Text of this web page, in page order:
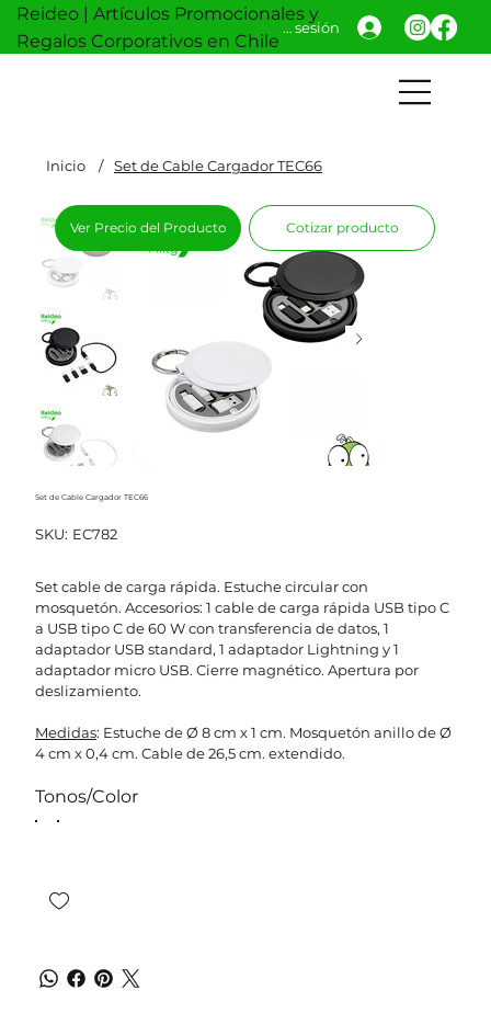
Reideo | Artículos Promocionales y
Regalos Corporativos en Chile
Iniciar sesión
Inicio / Set de Cable Cargador TEC66
Set de Cable Cargador TEC66
SKU: SKU
EC782
EC782
Set cable de carga rápida. Estuche circular con
mosquetón. Accesorios: 1 cable de carga rápida USB tipo C
a USB tipo C de 60 W con transferencia de datos, 1
adaptador USB standard, 1 adaptador Lightning y 1
adaptador micro USB. Cierre magnético. Apertura por
deslizamiento.
Medidas: Estuche de Ø 8 cm x 1 cm. Mosquetón anillo de Ø
4 cm x 0,4 cm. Cable de 26,5 cm. extendido.
Tonos/Color
Ver Precio del Producto Cotizar producto